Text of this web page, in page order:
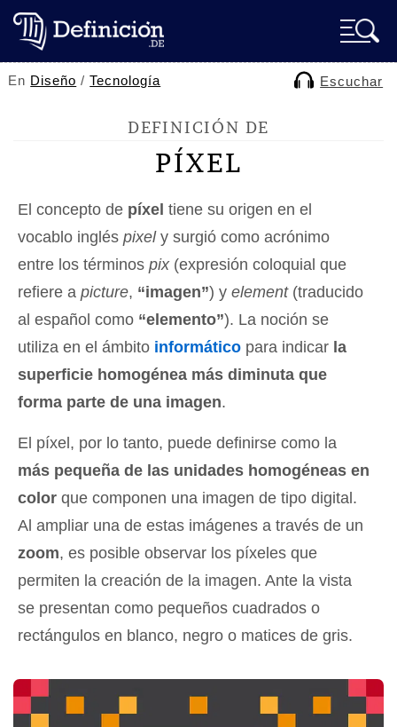
En Diseño /Tecnología Escuchar
DEFINICIÓN DE
PÍXEL
El concepto de píxel tiene su origen en el
vocablo inglés pixely surgió como acrónimo
entre los términos pix(expresión coloquial que
refiere a picture, “imagen”) y element(traducido
al español como “elemento”). La noción se
utiliza en el ámbito informático para indicar la
superficie homogénea más diminuta que
forma parte de una imagen.
El píxel, por lo tanto, puede definirse como la
más pequeña de las unidades homogéneas en
color que componen una imagen de tipo digital.
Al ampliar una de estas imágenes a través de un
zoom, es posible observar los píxeles que
permiten la creación de la imagen. Ante la vista
se presentan como pequeños cuadrados o
rectángulos en blanco, negro o matices de gris.